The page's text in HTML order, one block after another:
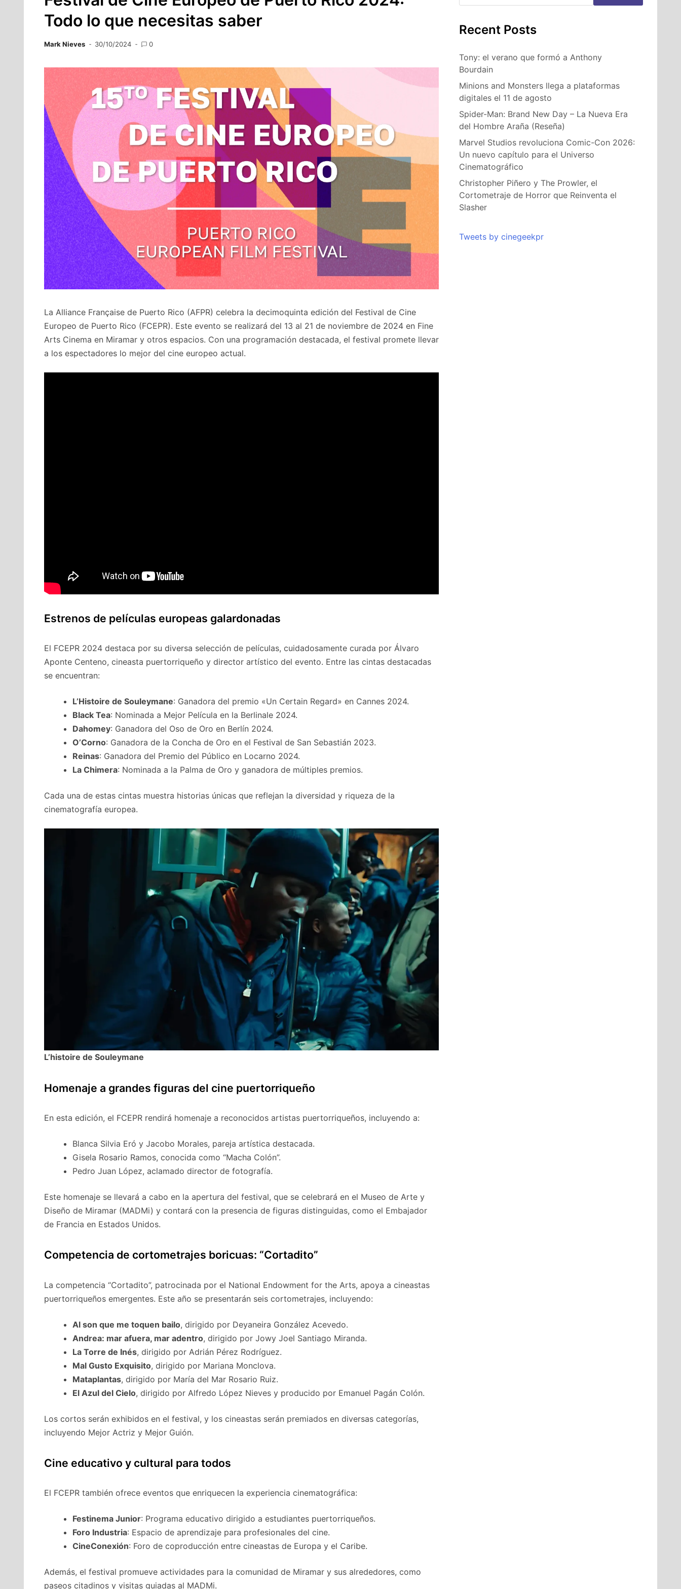
Todo lo que necesitas saber
Mark Nieves 30/10/2024 0
La Alliance Française de Puerto Rico (AFPR) celebra la decimoquinta edición del Festival de Cine
Europeo de Puerto Rico (FCEPR). Este evento se realizará del 13 al 21 de noviembre de 2024 en Fine
Arts Cinema en Miramar y otros espacios. Con una programación destacada, el festival promete llevar
a los espectadores lo mejor del cine europeo actual.
Estrenos de películas europeas galardonadas
El FCEPR 2024 destaca por su diversa selección de películas, cuidadosamente curada por Álvaro
Aponte Centeno, cineasta puertorriqueño y director artístico del evento. Entre las cintas destacadas
se encuentran:
L’Histoire de Souleymane: Ganadora del premio «Un Certain Regard» en Cannes 2024.
Black Tea: Nominada a Mejor Película en la Berlinale 2024.
Dahomey: Ganadora del Oso de Oro en Berlín 2024.
O’Corno: Ganadora de la Concha de Oro en el Festival de San Sebastián 2023.
Reinas: Ganadora del Premio del Público en Locarno 2024.
La Chimera: Nominada a la Palma de Oro y ganadora de múltiples premios.
Cada una de estas cintas muestra historias únicas que reflejan la diversidad y riqueza de la
cinematografía europea.
L’histoire de Souleymane
Homenaje a grandes figuras del cine puertorriqueño
En esta edición, el FCEPR rendirá homenaje a reconocidos artistas puertorriqueños, incluyendo a:
Blanca Silvia Eró y Jacobo Morales, pareja artística destacada.
Gisela Rosario Ramos, conocida como “Macha Colón”.
Pedro Juan López, aclamado director de fotografía.
Este homenaje se llevará a cabo en la apertura del festival, que se celebrará en el Museo de Arte y
Diseño de Miramar (MADMi) y contará con la presencia de figuras distinguidas, como el Embajador
de Francia en Estados Unidos.
Competencia de cortometrajes boricuas: “Cortadito”
La competencia “Cortadito”, patrocinada por el National Endowment for the Arts, apoya a cineastas
puertorriqueños emergentes. Este año se presentarán seis cortometrajes, incluyendo:
Al son que me toquen bailo, dirigido por Deyaneira González Acevedo.
Andrea: mar afuera, mar adentro, dirigido por Jowy Joel Santiago Miranda.
La Torre de Inés, dirigido por Adrián Pérez Rodríguez.
Mal Gusto Exquisito, dirigido por Mariana Monclova.
Mataplantas, dirigido por María del Mar Rosario Ruiz.
El Azul del Cielo, dirigido por Alfredo López Nieves y producido por Emanuel Pagán Colón.
Los cortos serán exhibidos en el festival, y los cineastas serán premiados en diversas categorías,
incluyendo Mejor Actriz y Mejor Guión.
Cine educativo y cultural para todos
El FCEPR también ofrece eventos que enriquecen la experiencia cinematográfica:
Festinema Junior: Programa educativo dirigido a estudiantes puertorriqueños.
Foro Industria: Espacio de aprendizaje para profesionales del cine.
CineConexión: Foro de coproducción entre cineastas de Europa y el Caribe.
Además, el festival promueve actividades para la comunidad de Miramar y sus alrededores, como
paseos citadinos y visitas guiadas al MADMi.
Recent Posts
Tony: el verano que formó a Anthony
Bourdain
Minions and Monsters llega a plataformas
digitales el 11 de agosto
Spider-Man: Brand New Day – La Nueva Era
del Hombre Araña (Reseña)
Marvel Studios revoluciona Comic-Con 2026:
Un nuevo capítulo para el Universo
Cinematográfico
Christopher Piñero y The Prowler, el
Cortometraje de Horror que Reinventa el
Slasher
Tweets by cinegeekpr